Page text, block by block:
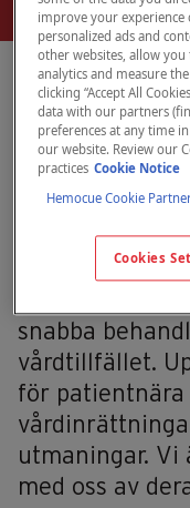
verkliga
Varje dag gör
snabba
vårdtillfället.
för
utmaningar. Vi
med oss av
improve your
personalized ads and
other websites, allow
analytics and measure
clicking “Accept All
data with our partners
preferences at any time
our website. Review our
practices Cookie Notice
Hemocue Cookie
Cookies